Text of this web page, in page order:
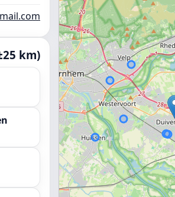
km)